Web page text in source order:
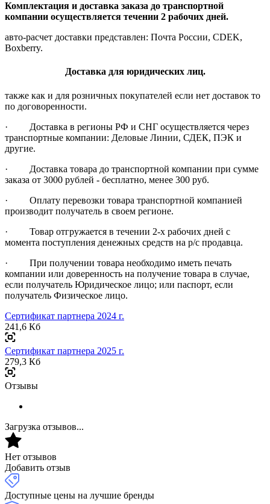
Комплектация и доставка заказа до транспортной
компании осуществляется течении 2 рабочих дней.
авто-расчет доставки представлен: Почта России, CDEK,
Boxberry.
Доставка для юридических лиц.
также как и для розничных покупателей если нет доставок то
по договоренности.
· Доставка в регионы РФ и СНГ осуществляется через
транспортные компании: Деловые Линии, СДЕК, ПЭК и
другие.
· Доставка товара до транспортной компании при сумме
заказа от 3000 рублей - бесплатно, менее 300 руб.
· Оплату перевозки товара транспортной компанией
производит получатель в своем регионе.
· Товар отгружается в течении 2-х рабочих дней с
момента поступления денежных средств на р/с продавца.
· При получении товара необходимо иметь печать
компании или доверенность на получение товара в случае,
если получатель Юридическое лицо; или паспорт, если
получатель Физическое лицо.
Сертификат партнера 2024 г.
241,6 Кб
Сертификат партнера 2025 г.
279,3 Кб
Отзывы
Загрузка отзывов...
Нет отзывов
Добавить отзыв
Доступные цены на лучшие бренды